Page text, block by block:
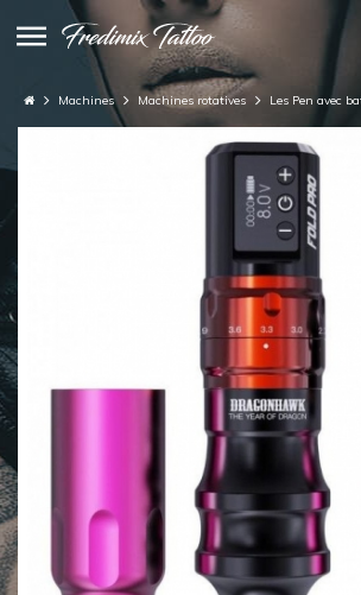
Machines Machines rotatives Les Pen avec